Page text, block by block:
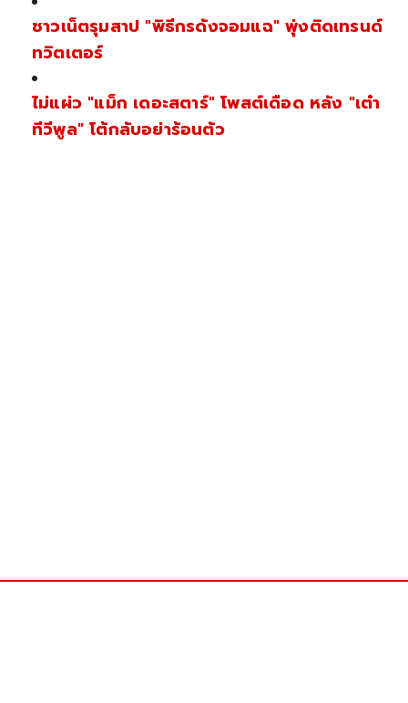
ชาวเน็ตรุมสาป "พิธีกรดังจอมแฉ" พุ่งติดเทรนด์
ทวิตเตอร์
ไม่แผ่ว "แม็ก เดอะสตาร์" โพสต์เดือด หลัง "เต๋า
ทีวีพูล" โต้กลับอย่าร้อนตัว